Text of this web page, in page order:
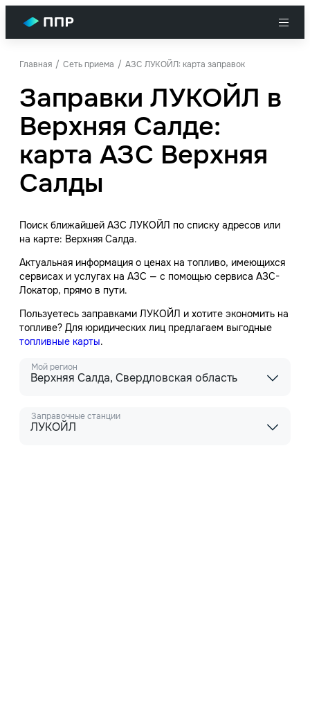
Главная Сеть приема АЗС ЛУКОЙЛ: карта заправок
Заправки ЛУКОЙЛ в
Верхняя Салде:
карта АЗС Верхняя
Салды
Поиск ближайшей АЗС ЛУКОЙЛ по списку адресов или
на карте: Верхняя Салда.
Актуальная информация о ценах на топливо, имеющихся
сервисах и услугах на АЗС — с помощью сервиса АЗС-
Локатор, прямо в пути.
Пользуетесь заправками ЛУКОЙЛ и хотите экономить на
топливе? Для юридических лиц предлагаем выгодные
топливные карты.
Мой регион
Верхняя Салда, Свердловская область
Заправочные станции
ЛУКОЙЛ